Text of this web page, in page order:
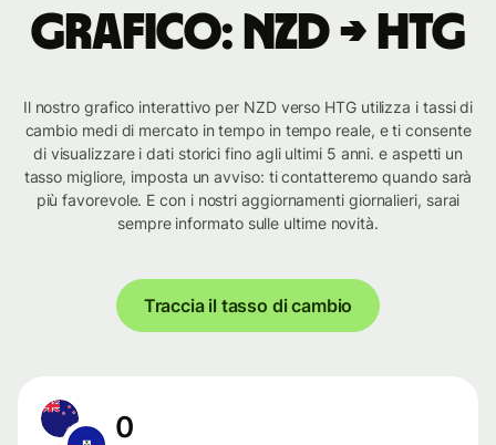
Grafico: NZD → HTG
Il nostro grafico interattivo per NZD verso HTG utilizza i tassi di
cambio medi di mercato in tempo in tempo reale, e ti consente
di visualizzare i dati storici fino agli ultimi 5 anni. e aspetti un
tasso migliore, imposta un avviso: ti contatteremo quando sarà
più favorevole. E con i nostri aggiornamenti giornalieri, sarai
sempre informato sulle ultime novità.
Traccia il tasso di cambio
0